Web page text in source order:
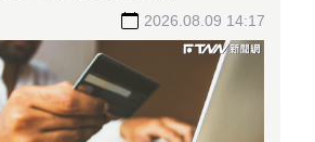
2026.08.09 14:17